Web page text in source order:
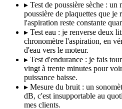
▸ Test de poussière sèche : un
poussière de plaquettes que je
l'aspiration reste constante
▸ Test eau : je renverse deux
chronomètre l'aspiration, en
d'eau vers le moteur.
▸ Test d'endurance : je fais
vingt à trente minutes pour
puissance baisse.
▸ Mesure du bruit : un
dB, c'est insupportable au
mes clients.